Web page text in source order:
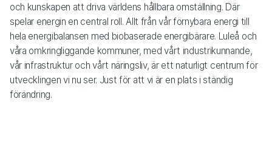
och kunskapen att driva världens hållbara omställning. Där
spelar energin en central roll. Allt från vår förnybara energi till
hela energibalansen med biobaserade energibärare. Luleå och
våra omkringliggande kommuner, med vårt industrikunnande,
vår infrastruktur och vårt näringsliv, är ett naturligt centrum för
utvecklingen vi nu ser. Just för att vi är en plats i ständig
förändring.